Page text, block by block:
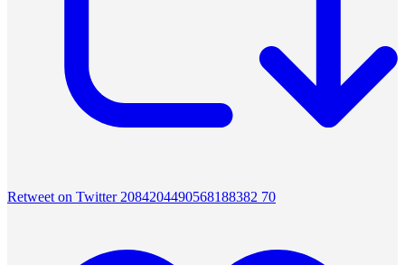
Retweet on Twitter 2084204490568188382 70